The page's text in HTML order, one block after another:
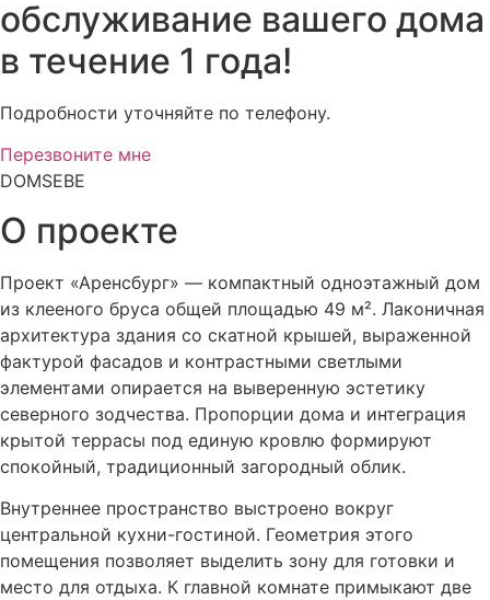
обслуживание вашего дома
в течение 1 года!
Подробности уточняйте по телефону.
Перезвоните мне
DOMSEBE
О проекте
Проект «Аренсбург» — компактный одноэтажный дом
из клееного бруса общей площадью 49 м². Лаконичная
архитектура здания со скатной крышей, выраженной
фактурой фасадов и контрастными светлыми
элементами опирается на выверенную эстетику
северного зодчества. Пропорции дома и интеграция
крытой террасы под единую кровлю формируют
спокойный, традиционный загородный облик.
Внутреннее пространство выстроено вокруг
центральной кухни-гостиной. Геометрия этого
помещения позволяет выделить зону для готовки и
место для отдыха. К главной комнате примыкают две